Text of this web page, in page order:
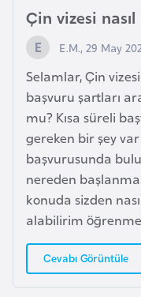
Çin vizesi nasıl
E.M., 29 May
Selamlar, Çin vizesi
başvuru şartları
mu? Kısa süreli
gereken bir şey
başvurusunda
nereden
konuda sizden
alabilirim
Cevabı Görüntüle
a
k
İ
r
l
a
n
d
a
İ
s
p